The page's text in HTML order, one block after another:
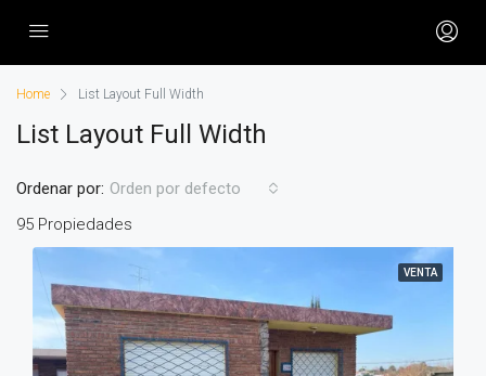
Home List Layout Full Width
List Layout Full Width
95 Propiedades
Ordenar por: Orden por defecto
VENTA